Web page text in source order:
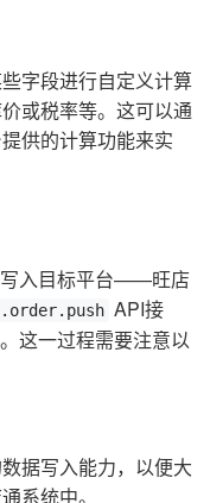
字段进行自定义计算
或税率等。这可以通
供的计算功能来实
写入目标平台——旺店
API接
这一过程需要注意以
据写入能力，以便大
系统中。